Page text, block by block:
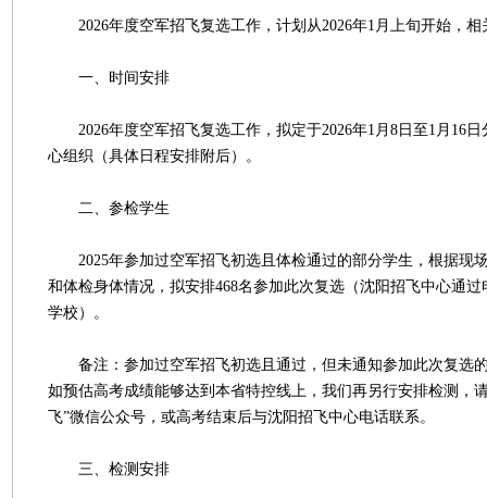
2026年度空军招飞复选工作，计划从2026年1月上旬开始，相
一、时间安排
2026年度空军招飞复选工作，拟定于2026年1月8日至1月16日
心组织（具体日程安排附后）。
二、参检学生
2025年参加过空军招飞初选且体检通过的部分学生，根据现
和体检身体情况，拟安排468名参加此次复选（沈阳招飞中心通
学校）。
备注：参加过空军招飞初选且通过，但未通知参加此次复选
如预估高考成绩能够达到本省特控线上，我们再另行安排检测，
飞”微信公众号，或高考结束后与沈阳招飞中心电话联系。
三、检测安排